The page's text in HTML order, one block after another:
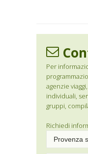
Per
agenzie
individuali,
gruppi,
Richiedi